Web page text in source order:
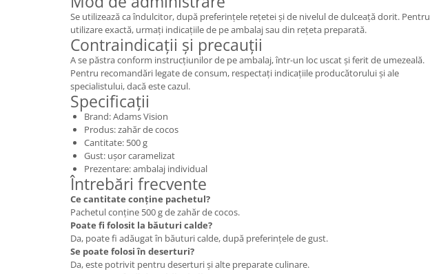
Se utilizează ca îndulcitor, după preferințele rețetei și de nivelul de dulceață dorit. Pentru
utilizare exactă, urmați indicațiile de pe ambalaj sau din rețeta preparată.
Contraindicații și precauții
A se păstra conform instrucțiunilor de pe ambalaj, într-un loc uscat și ferit de umezeală.
Pentru recomandări legate de consum, respectați indicațiile producătorului și ale
specialistului, dacă este cazul.
Specificații
Brand: Adams Vision
Produs: zahăr de cocos
Cantitate: 500 g
Gust: ușor caramelizat
Prezentare: ambalaj individual
Întrebări frecvente
Ce cantitate conține pachetul?
Pachetul conține 500 g de zahăr de cocos.
Poate fi folosit la băuturi calde?
Da, poate fi adăugat în băuturi calde, după preferințele de gust.
Se poate folosi în deserturi?
Da, este potrivit pentru deserturi și alte preparate culinare.